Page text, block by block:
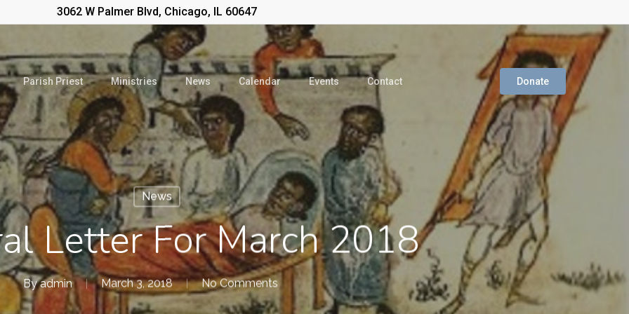
3062 W Palmer Blvd, Chicago, IL 60647
Parish Priest Ministries News Calendar Events Contact Donate
News
Letter For March 2018
By admin March 3, 2018 No Comments